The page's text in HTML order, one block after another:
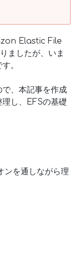
Elastic File
ましたが、いま
。
、本記事を作成
し、EFSの基礎
ンを通しながら理